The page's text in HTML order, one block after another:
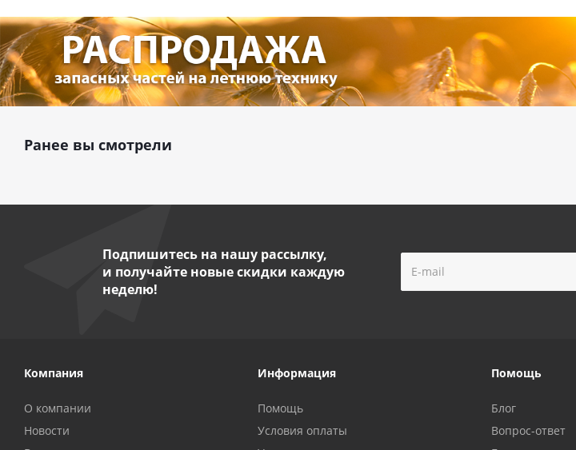
Ранее вы смотрели
Подпишитесь на нашу рассылку,
и получайте новые скидки каждую
неделю!
Компания
О компании
Новости
Информация
Помощь
Условия оплаты
Помощь
Блог
Вопрос-ответ